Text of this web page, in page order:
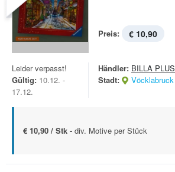
Preis: € 10,90
Leider verpasst!
Gültig: 10.12. -
17.12.
Händler: BILLA PLUS
Stadt:
Vöcklabruck
€ 10,90 / Stk - div. Motive per Stück